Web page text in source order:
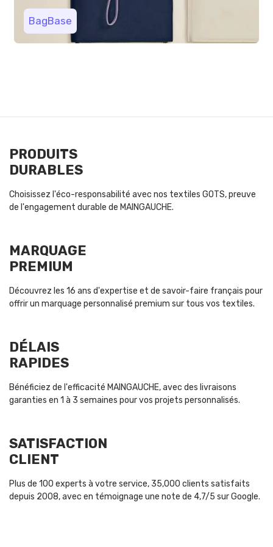
BagBase
PRODUITS
DURABLES
Choisissez l'éco-responsabilité avec nos textiles GOTS, preuve
de l'engagement durable de MAINGAUCHE.
MARQUAGE
PREMIUM
Découvrez les 16 ans d'expertise et de savoir-faire français pour
offrir un marquage personnalisé premium sur tous vos textiles.
DÉLAIS
RAPIDES
Bénéficiez de l'efficacité MAINGAUCHE, avec des livraisons
garanties en 1 à 3 semaines pour vos projets personnalisés.
SATISFACTION
CLIENT
Plus de 100 experts à votre service, 35,000 clients satisfaits
depuis 2008, avec en témoignage une note de 4,7/5 sur Google.